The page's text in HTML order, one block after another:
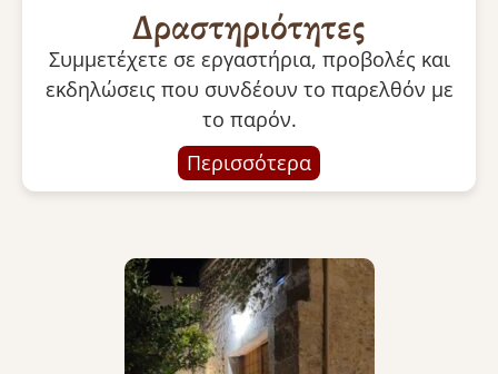
Δραστηριότητες
Συμμετέχετε σε εργαστήρια, προβολές και
εκδηλώσεις που συνδέουν το παρελθόν με
το παρόν.
Περισσότερα